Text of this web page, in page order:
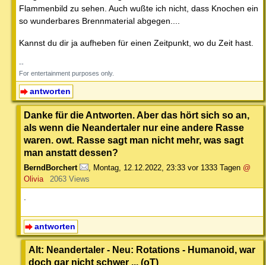
Flammenbild zu sehen. Auch wußte ich nicht, dass Knochen ein
so wunderbares Brennmaterial abgegen....
Kannst du dir ja aufheben für einen Zeitpunkt, wo du Zeit hast.
--
For entertainment purposes only.
antworten
Danke für die Antworten. Aber das hört sich so an,
als wenn die Neandertaler nur eine andere Rasse
waren. owt. Rasse sagt man nicht mehr, was sagt
man anstatt dessen?
BerndBorchert Montag, 12.12.2022, 23:33 vor 1333 Tagen @
Olivia
2063 Views
antworten
Alt: Neandertaler - Neu: Rotations - Humanoid, war
doch gar nicht schwer ... (oT)